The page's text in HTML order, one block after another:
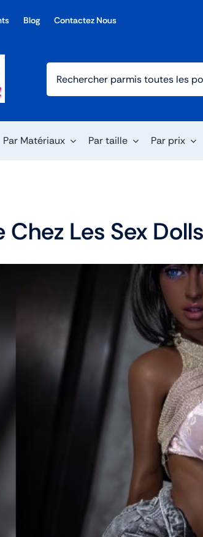
Blog Contactez Nous
Par Matériaux Par taille Par prix
Les Sex Dolls